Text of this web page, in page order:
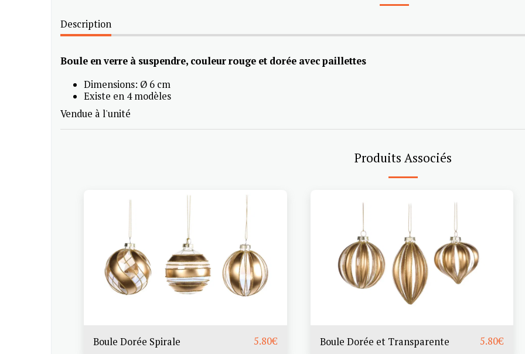
Description
Boule en verre à suspendre, couleur rouge et dorée avec paillettes
Dimensions: Ø 6 cm
Existe en 4 modèles
Vendue à l'unité
Produits Associés
Boule Dorée Spirale 5.80€ Boule Dorée et Transparente 5.80€